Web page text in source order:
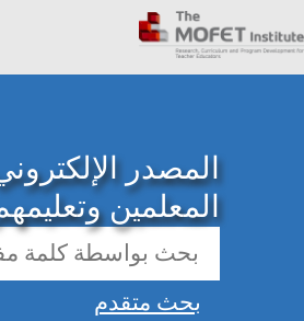
المصدر
المعلمين
بحث متقدم